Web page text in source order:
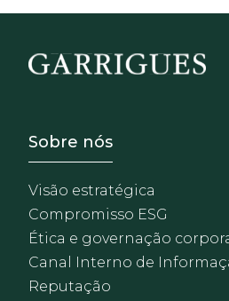
Footer - Sobre
Sobre nós
Visão estratégica
Compromisso ESG
Ética e governação
Canal Interno de
Reputação